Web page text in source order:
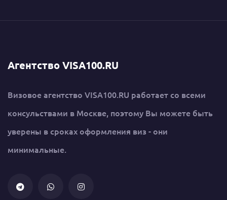
Агентство VISA100.RU
Визовое агентство VISA100.RU работает со всеми
консульствами в Москве, поэтому Вы можете быть
уверены в сроках оформления виз - они
минимальные.